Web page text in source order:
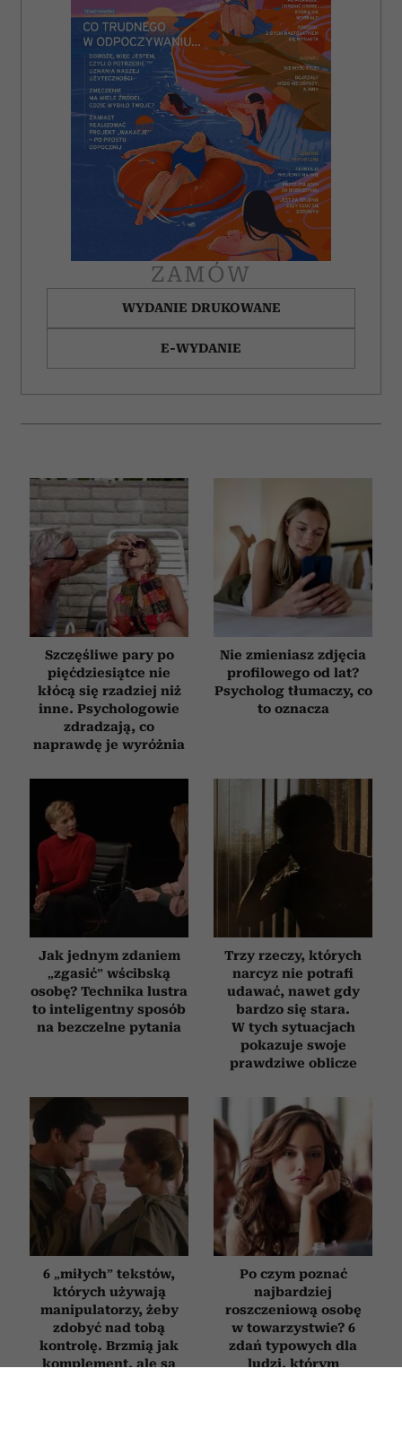
ZAMÓW
WYDANIE DRUKOWANE
E-WYDANIE
Szczęśliwe pary po
pięćdziesiątce nie
kłócą się rzadziej niż
inne. Psychologowie
zdradzają, co
naprawdę je wyróżnia
Nie zmieniasz zdjęcia
profilowego od lat?
Psycholog tłumaczy, co
to oznacza
Jak jednym zdaniem
„zgasić” wścibską
osobę? Technika lustra
to inteligentny sposób
na bezczelne pytania
Trzy rzeczy, których
narcyz nie potrafi
udawać, nawet gdy
bardzo się stara.
W tych sytuacjach
pokazuje swoje
prawdziwe oblicze
6 „miłych” tekstów,
których używają
manipulatorzy, żeby
zdobyć nad tobą
kontrolę. Brzmią jak
komplement, ale są
Po czym poznać
najbardziej
roszczeniową osobę
w towarzystwie? 6
zdań typowych dla
ludzi, którym